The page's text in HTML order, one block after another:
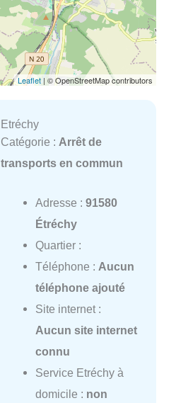
Leaflet | © OpenStreetMap contributors
Etréchy
Catégorie : Arrêt de
transports en commun
Adresse : 91580
Étréchy
Quartier :
Téléphone : Aucun
téléphone ajouté
Site internet :
Aucun site internet
connu
Service Etréchy à
domicile : non